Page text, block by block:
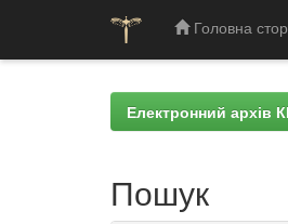
Головна
Електронний архів
Пошук